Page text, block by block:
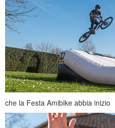
che la Festa Amibike abbia inizio